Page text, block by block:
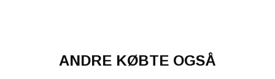
ANDRE KØBTE OGSÅ